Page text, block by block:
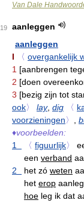
Van Dale
19
aanleggen
aanleggen
I
〈 overgankelijk
1 [aanbrengen
2 [doen
3 [bezig zijn tot
ook〉 lay, dig 〈
voorzieningen〉
♦voorbeelden:
1
〈 figuurlijk〉
een verband
2
het zó weten
het erop
hoe leg ik dat